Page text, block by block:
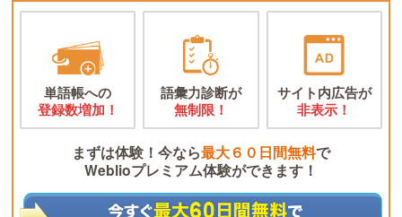
単語帳への
登録数増加！
語彙力診断が
無制限！
サイト内広告が
非表示！
まずは体験！今なら最大６０日間無料で
Weblioプレミアム体験ができます！